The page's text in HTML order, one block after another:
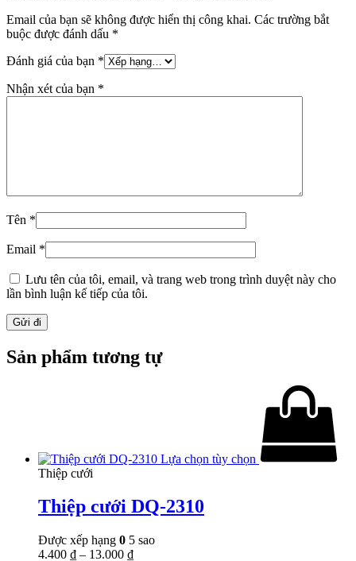
Email của bạn sẽ không được hiển thị công khai. Các trường bắt
buộc được đánh dấu *
Đánh giá của bạn *
Nhận xét của bạn *
Tên *
Email *
Lưu tên của tôi, email, và trang web trong trình duyệt này cho
lần bình luận kế tiếp của tôi.
Sản phẩm tương tự
Lựa chọn tùy chọn
Thiệp cưới
Thiệp cưới DQ-2310
Được xếp hạng 0 5 sao
4.400 ₫ – 13.000 ₫